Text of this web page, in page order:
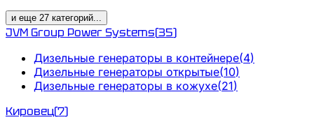
и еще 27 категорий...
JVM Group Power Systems(35)
Дизельные генераторы в контейнере(4)
Дизельные генераторы открытые(10)
Дизельные генераторы в кожухе(21)
Кировец(7)